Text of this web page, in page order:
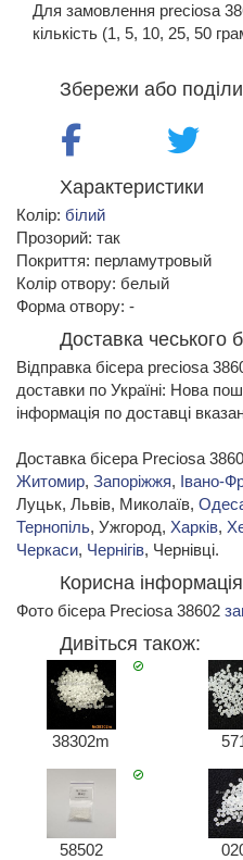
Для замовлення preciosa
кількість (1, 5, 10, 25, 50
Збережи або
Характеристики
Колір: білий
Прозорий: так
Покриття: перламутровый
Колір отвору: белый
Форма отвору: -
Доставка чеського
Відправка бісера preciosa
доставки по Україні: Нова
інформація по доставці
Доставка бісера Preciosa
Житомир, Запоріжжя, Івано-
Луцьк, Львів, Миколаїв,
Тернопіль, Ужгород, Харків,
Черкаси, Чернігів, Чернівці.
Корисна інформація
Фото бісера Preciosa 38602
Дивіться також:
38302m
58502